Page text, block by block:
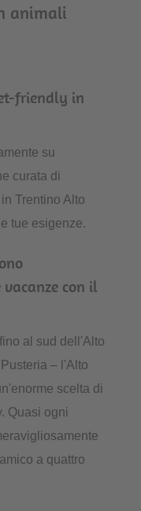
animali
friendly in
su
curata di
Trentino Alto
tue esigenze.
con il
al sud dell'Alto
– l'Alto
scelta di
Quasi ogni
a quattro